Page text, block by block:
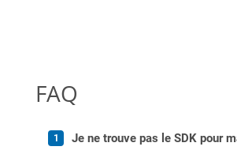
FAQ
Je ne trouve pas le SDK pour